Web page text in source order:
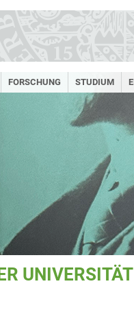
FORSCHUNG STUDIUM